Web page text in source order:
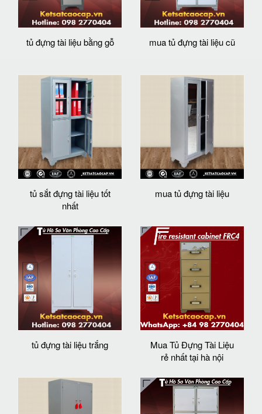
tủ đựng tài liệu bằng gỗ mua tủ đựng tài liệu cũ
tủ sắt đựng tài liệu tốt
nhất
mua tủ đựng tài liệu
tủ đựng tài liệu trắng
Mua Tủ Đựng Tài Liệu
rẻ nhất tại hà nội